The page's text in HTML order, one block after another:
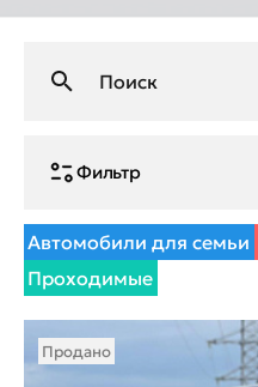
Фильтр
Автомобили для семьи
Проходимые
Продано